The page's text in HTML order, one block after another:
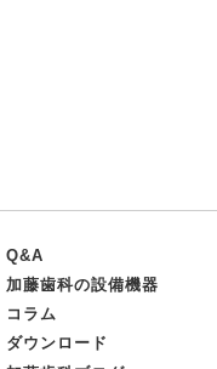
Q&A
加藤歯科の設備機器
コラム
ダウンロード